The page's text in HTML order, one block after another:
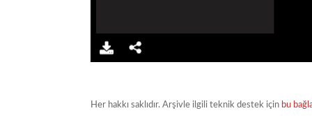
Her hakkı saklıdır. Arşivle ilgili teknik destek için bu